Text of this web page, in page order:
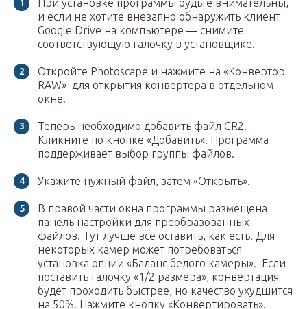
При установке программы будьте внимательны,
и если не хотите внезапно обнаружить клиент
Google Drive на компьютере — снимите
соответствующую галочку в установщике.
Откройте Photoscape и нажмите на «Конвертор
RAW» для открытия конвертера в отдельном
окне.
Теперь необходимо добавить файл CR2.
Кликните по кнопке «Добавить». Программа
поддерживает выбор группы файлов.
Укажите нужный файл, затем «Открыть».
В правой части окна программы размещена
панель настройки для преобразованных
файлов. Тут лучше все оставить, как есть. Для
некоторых камер может потребоваться
установка опции «Баланс белого камеры». Если
поставить галочку «1/2 размера», конвертация
будет проходить быстрее, но качество ухудшится
на 50%. Нажмите кнопку «Конвертировать».